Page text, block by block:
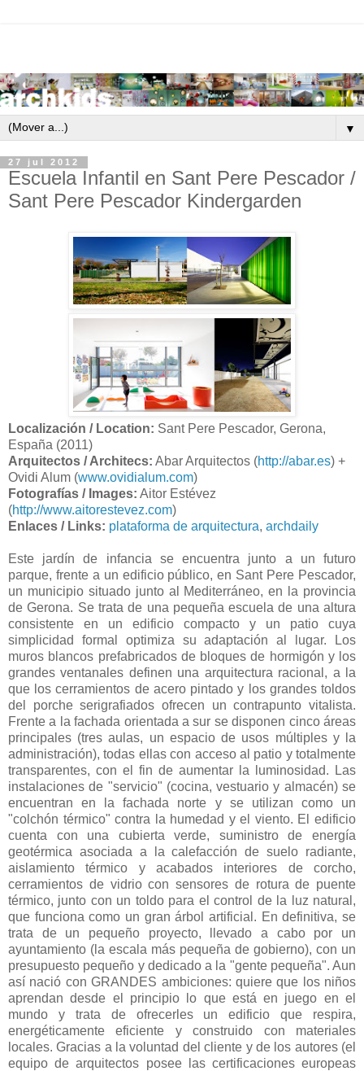
▼
27 jul 2012
Escuela Infantil en Sant Pere Pescador /
Sant Pere Pescador Kindergarden
Localización / Location: Sant Pere Pescador, Gerona,
España (2011)
Arquitectos / Architecs: Abar Arquitectos (http://abar.es) +
Ovidi Alum (www.ovidialum.com)
Fotografías / Images: Aitor Estévez
(http://www.aitorestevez.com)
Enlaces / Links: plataforma de arquitectura, archdaily
Este jardín de infancia se encuentra junto a un futuro
parque, frente a un edificio público, en Sant Pere Pescador,
un municipio situado junto al Mediterráneo, en la provincia
de Gerona. Se trata de una pequeña escuela de una altura
consistente en un edificio compacto y un patio cuya
simplicidad formal optimiza su adaptación al lugar. Los
muros blancos prefabricados de bloques de hormigón y los
grandes ventanales definen una arquitectura racional, a la
que los cerramientos de acero pintado y los grandes toldos
del porche serigrafiados ofrecen un contrapunto vitalista.
Frente a la fachada orientada a sur se disponen cinco áreas
principales (tres aulas, un espacio de usos múltiples y la
administración), todas ellas con acceso al patio y totalmente
transparentes, con el fin de aumentar la luminosidad. Las
instalaciones de "servicio" (cocina, vestuario y almacén) se
encuentran en la fachada norte y se utilizan como un
"colchón térmico" contra la humedad y el viento. El edificio
cuenta con una cubierta verde, suministro de energía
geotérmica asociada a la calefacción de suelo radiante,
aislamiento térmico y acabados interiores de corcho,
cerramientos de vidrio con sensores de rotura de puente
térmico, junto con un toldo para el control de la luz natural,
que funciona como un gran árbol artificial. En definitiva, se
trata de un pequeño proyecto, llevado a cabo por un
ayuntamiento (la escala más pequeña de gobierno), con un
presupuesto pequeño y dedicado a la "gente pequeña". Aun
así nació con GRANDES ambiciones: quiere que los niños
aprendan desde el principio lo que está en juego en el
mundo y trata de ofrecerles un edificio que respira,
energéticamente eficiente y construido con materiales
locales. Gracias a la voluntad del cliente y de los autores (el
equipo de arquitectos posee las certificaciones europeas